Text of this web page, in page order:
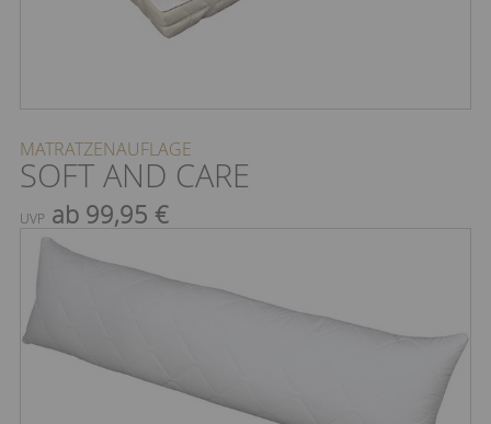
MATRATZENAUFLAGE
SOFT AND CARE
UVP ab 99,95 €